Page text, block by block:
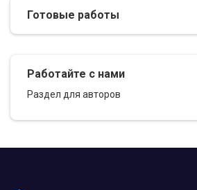
Готовые работы
Работайте с нами
Раздел для авторов